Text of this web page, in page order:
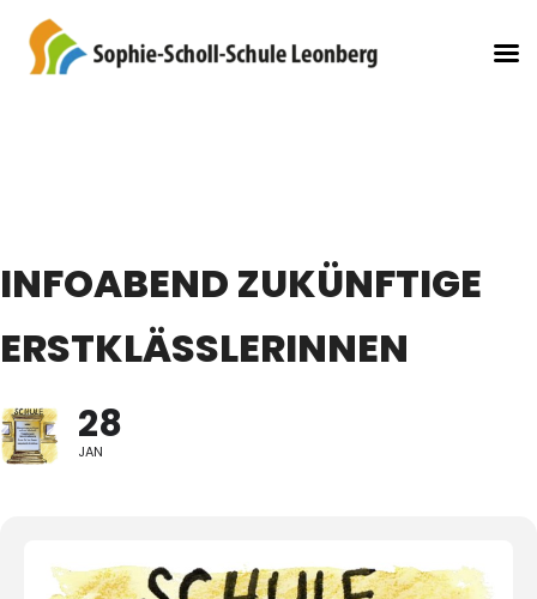
INFOABEND ZUKÜNFTIGE
ERSTKLÄSSLERINNEN
28
JAN